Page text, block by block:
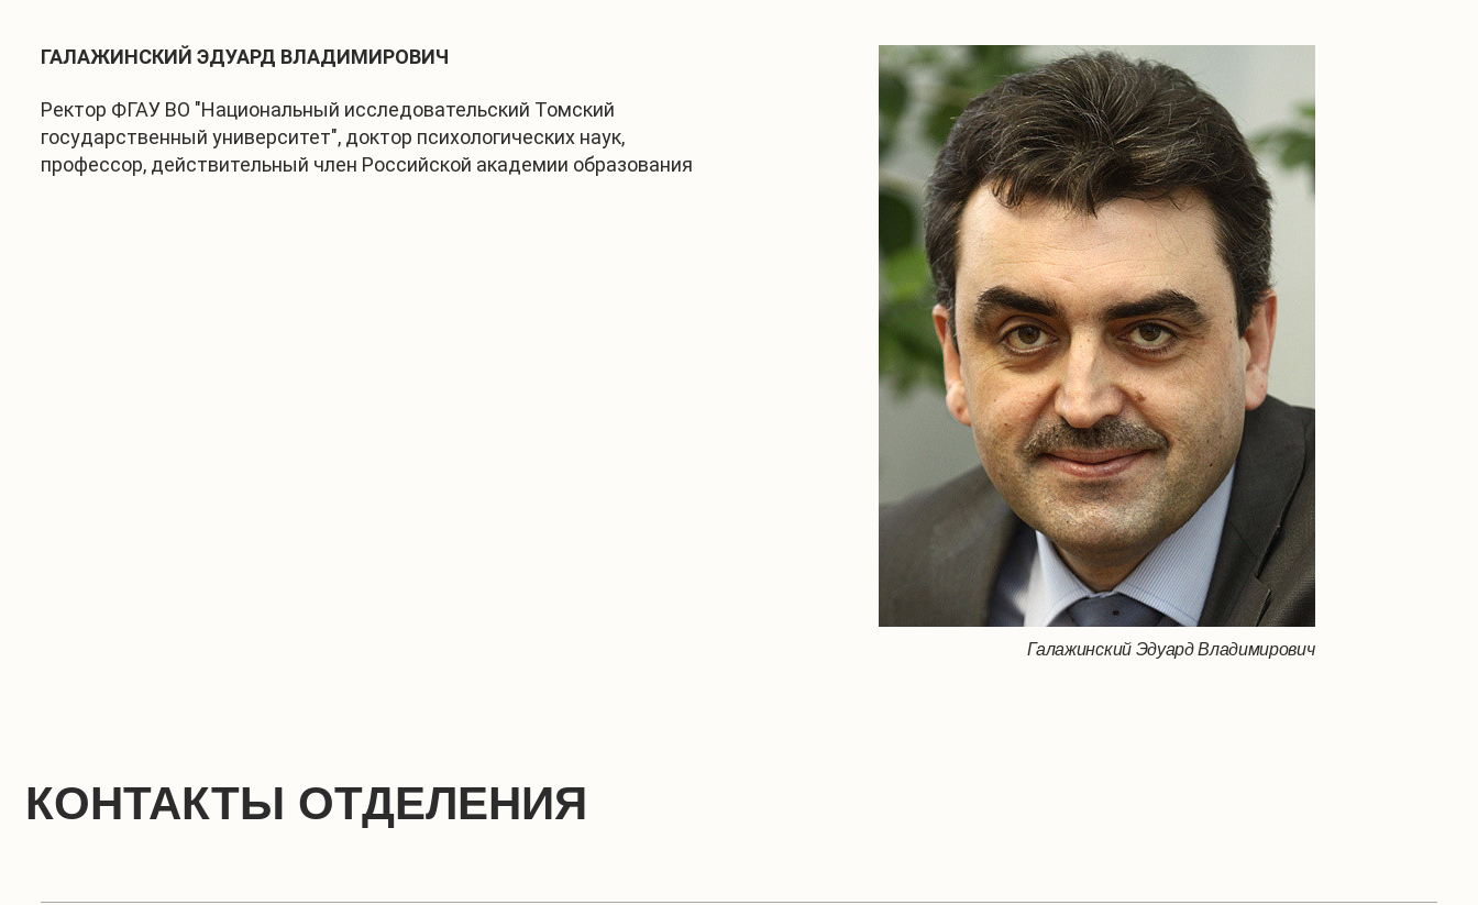
ГАЛАЖИНСКИЙ ЭДУАРД ВЛАДИМИРОВИЧ
Ректор ФГАУ ВО "Национальный исследовательский Томский
государственный университет", доктор психологических наук,
профессор, действительный член Российской академии образования
Галажинский Эдуард Владимирович
КОНТАКТЫ ОТДЕЛЕНИЯ